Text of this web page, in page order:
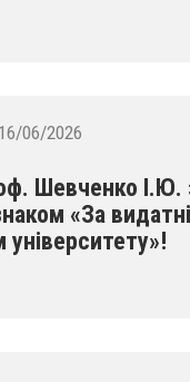
16/06/2026
Шевченко
«За